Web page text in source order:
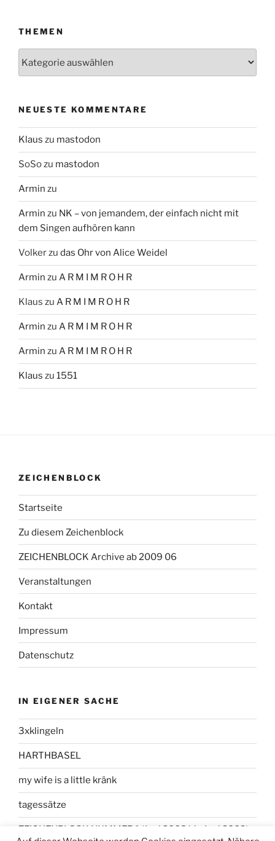
THEMEN
NEUESTE KOMMENTARE
Klaus zu mastodon
SoSozu mastodon
Armin zu
Armin zu NK – von jemandem, der einfach nicht mit
dem Singen aufhören kann
Volkerzu das Ohr von Alice Weidel
Armin zu A R M I M R O H R
Klaus zu A R M I M R O H R
Armin zu A R M I M R O H R
Armin zu A R M I M R O H R
Klaus zu 1551
ZEICHENBLOCK
Startseite
Zu diesem Zeichenblock
ZEICHENBLOCK Archive ab 2009 06
Veranstaltungen
Kontakt
Impressum
Datenschutz
IN EIGENER SACHE
3xklingeln
HARTHBASEL
my wife is a little kränk
tagessätze
ZEICHENBLOCK NUMMER 1 (Juni 2008 bis Juni 2009)